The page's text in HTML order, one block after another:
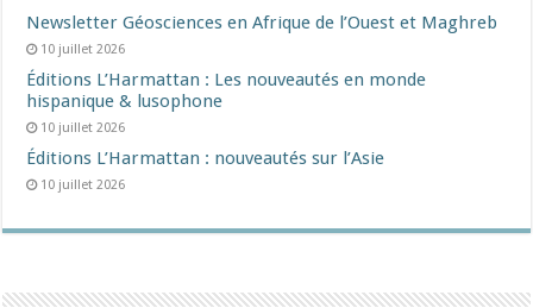
Newsletter Géosciences en Afrique de l’Ouest et Maghreb
10 juillet 2026
Éditions L’Harmattan : Les nouveautés en monde
hispanique & lusophone
10 juillet 2026
Éditions L’Harmattan : nouveautés sur l’Asie
10 juillet 2026